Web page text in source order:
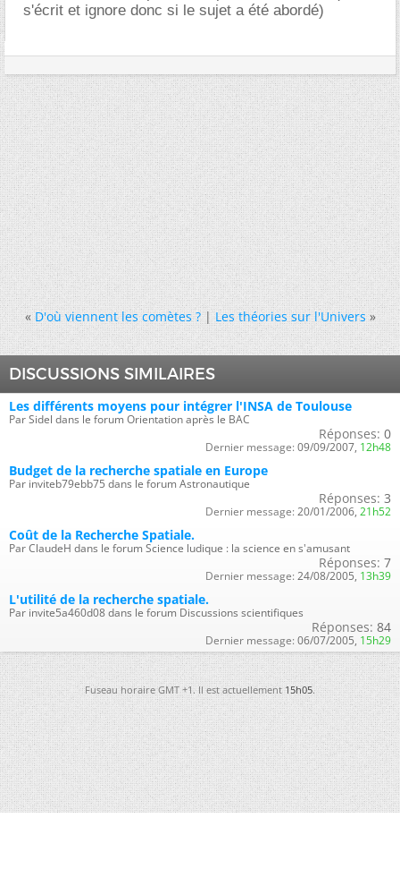
s'écrit et ignore donc si le sujet a été abordé)
« D'où viennent les comètes ?|Les théories sur l'Univers »
DISCUSSIONS SIMILAIRES
Les différents moyens pour intégrer l'INSA de Toulouse
Par Sidel dans le forum Orientation après le BAC
Réponses: 0
Dernier message: 09/09/2007, 12h48
Budget de la recherche spatiale en Europe
Par inviteb79ebb75 dans le forum Astronautique
Réponses: 3
Dernier message: 20/01/2006, 21h52
Coût de la Recherche Spatiale.
Par ClaudeH dans le forum Science ludique : la science en s'amusant
Réponses: 7
Dernier message: 24/08/2005, 13h39
L'utilité de la recherche spatiale.
Par invite5a460d08 dans le forum Discussions scientifiques
Réponses: 84
Dernier message: 06/07/2005, 15h29
Fuseau horaire GMT +1. Il est actuellement15h05.